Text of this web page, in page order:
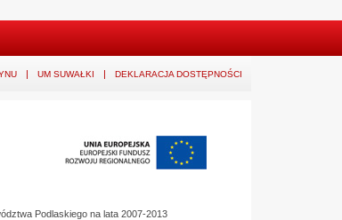
UM SUWAŁKI DEKLARACJA DOSTĘPNOŚCI
Podlaskiego na lata 2007-2013